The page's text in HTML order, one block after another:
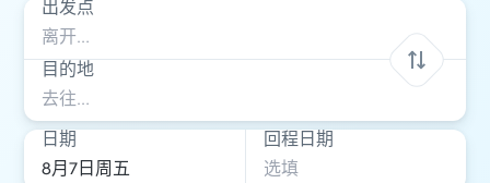
出发点
目的地
日期 回程日期